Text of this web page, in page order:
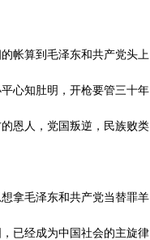
帐算到毛泽东和共产党头上
心知肚明，开枪要管三十年
恩人，党国叛逆，民族败类
拿毛泽东和共产党当替罪羊
已经成为中国社会的主旋律